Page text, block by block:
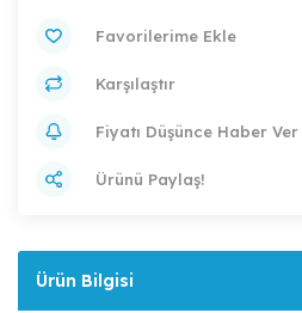
Karşılaştır
Fiyatı Düşünce Haber Ver
Ürünü Paylaş!
Ürün Bilgisi